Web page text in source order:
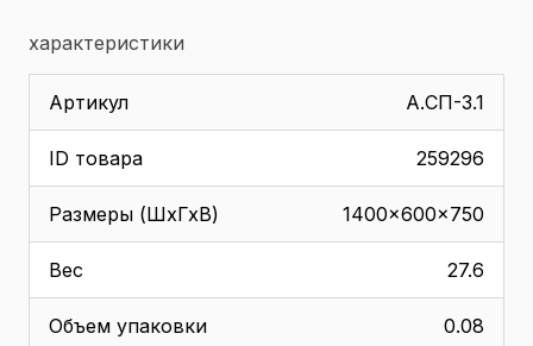
характеристики
Артикул А.СП-3.1
ID товара 259296
Размеры (ШхГхВ) 1400x600x750
Вес 27.6
Объем упаковки 0.08